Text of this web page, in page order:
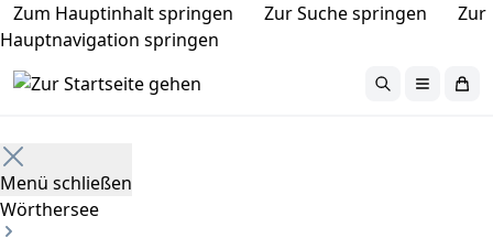
Zum Hauptinhalt springen Zur Suche springen
Zur
Hauptnavigation springen
Menü schließen
Wörthersee